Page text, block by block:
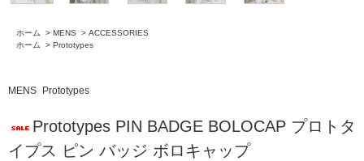
ホーム > MENS > ACCESSORIES
ホーム
> Prototypes
MENS Prototypes
Prototypes PIN BADGE BOLOCAP プロトタ
イプス ピン バッジ ボロキャップ